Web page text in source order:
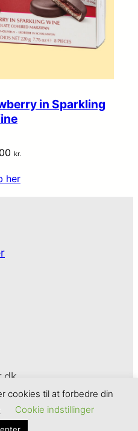
in Sparkling
kr.
her
og privatlivspolitik
cookies til at forbedre din
Cookie indstillinger